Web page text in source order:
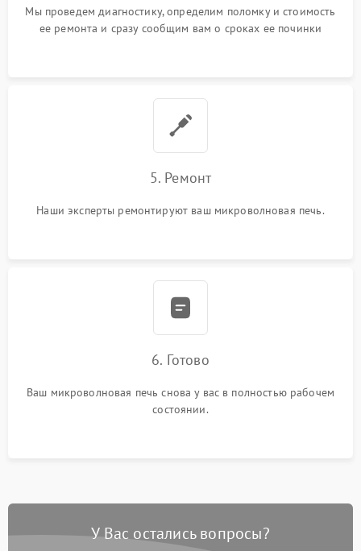
Мы проведем диагностику, определим поломку и стоимость
ее ремонта и сразу сообщим вам о сроках ее починки
5. Ремонт
Наши эксперты ремонтируют ваш микроволновая печь.
6. Готово
Ваш микроволновая печь снова у вас в полностью рабочем
состоянии.
У Вас остались вопросы?